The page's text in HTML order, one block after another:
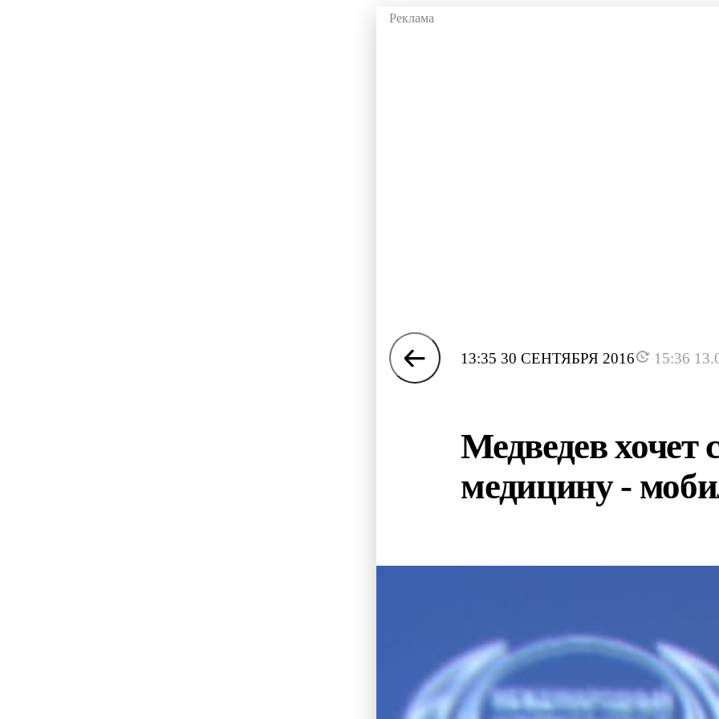
13:35 30 СЕНТЯБРЯ 2016 15:36
Медведев хочет
медицину -